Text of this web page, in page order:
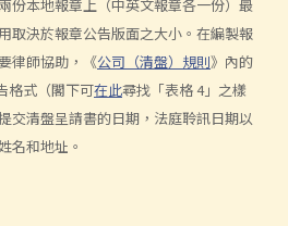
份本地報章上（中英文報章各一份）最
取決於報章公告版面之大小。在編製報
律師協助，《公司（清盤）規則》內的
格式（閣下可在此尋找「表格 4」之樣
交清盤呈請書的日期，法庭聆訊日期以
名和地址。
解除破產令?
組」）
，是否有其他選擇？
處？（附有IVA申請程序簡介）